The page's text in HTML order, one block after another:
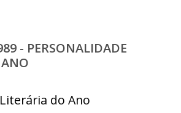
- PERSONALIDADE
do Ano